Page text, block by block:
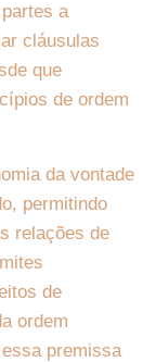
a
cláusulas
que
de ordem
da vontade
permitindo
relações de
de
ordem
premissa